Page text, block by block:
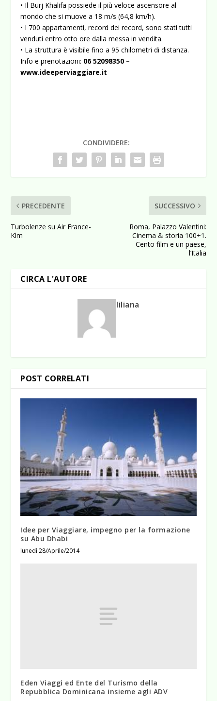
• Il Burj Khalifa possiede il più veloce ascensore al
mondo che si muove a 18 m/s (64,8 km/h).
• I 700 appartamenti, record dei record, sono stati tutti
venduti entro otto ore dalla messa in vendita.
• La struttura è visibile fino a 95 chilometri di distanza.
Info e prenotazioni: 06 52098350 –
www.ideeperviaggiare.it
CONDIVIDERE:
PRECEDENTE
Turbolenze su Air France-
Klm
SUCCESSIVO
Roma, Palazzo Valentini:
Cinema & storia 100+1.
Cento film e un paese,
l’Italia
CIRCA L'AUTORE
liliana
POST CORRELATI
Idee per Viaggiare, impegno per la formazione
su Abu Dhabi
lunedì 28/Aprile/2014
Eden Viaggi ed Ente del Turismo della
Repubblica Dominicana insieme agli ADV